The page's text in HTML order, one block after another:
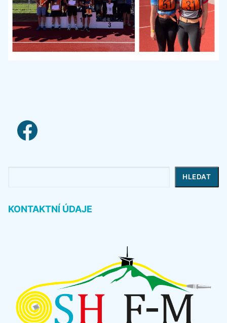
facebook link
HLEDAT
KONTAKTNÍ ÚDAJE